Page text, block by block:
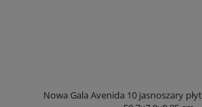
Nowa Gala Avenida 10 jasnoszary